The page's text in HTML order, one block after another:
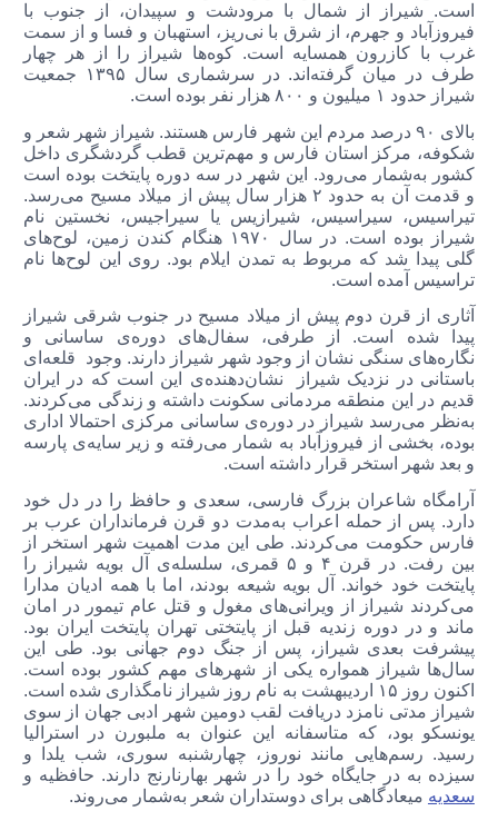
است. شیراز از شمال با مرودشت و سپیدان، از جنوب با
فیروزآباد و جهرم، از شرق با نی‌ریز، استهبان و فسا و از سمت
غرب با کازرون همسایه است. کوه‌ها شیراز را از هر چهار
طرف در میان گرفته‌اند. در سرشماری سال ۱۳۹۵ جمعیت
شیراز حدود ۱ میلیون و ۸۰۰ هزار نفر بوده است.
بالای ۹۰ درصد مردم این شهر فارس هستند. شیراز شهر شعر و
شکوفه، مرکز استان فارس و مهم‌ترین قطب‌ گردشگری داخل
کشور به‌شمار می‌رود. این شهر در سه دوره پایتخت بوده است
و قدمت آن به حدود ۲ هزار سال پیش از میلاد مسیح می‌رسد.
تیراسیس،‌ سیراسیس، شیرازیس یا سیراجیس، نخستین نام
شیراز بوده است. در سال ۱۹۷۰ هنگام کندن زمین،‌ لوح‌های
گلی پیدا شد که مربوط به تمدن ایلام بود. روی این لوح‌ها نام
تراسیس آمده است.
آثاری از قرن دوم پیش از میلاد مسیح در جنوب شرقی شیراز
پیدا شده است. از طرفی، سفال‌های دوره‌ی ساسانی و
نگاره‌های سنگی نشان از وجود شهر شیراز دارند. وجود قلعه‌ای
باستانی در نزدیک شیراز نشان‌دهنده‌ی این است که در ایران
قدیم در این منطقه‌ مردمانی سکونت داشته و زندگی می‌کردند.
به‌نظر می‌رسد شیراز در دوره‌ی ساسانی مرکزی احتمالا اداری
بوده، بخشی از فیروز‌آباد به شمار می‌رفته و زیر سایه‌ی پارسه
و بعد شهر استخر قرار داشته است.
آرامگاه شاعران بزرگ فارسی، سعدی و حافظ را در دل خود
دارد. پس از حمله اعراب به‌مدت دو قرن فرمانداران عرب بر
فارس حکومت می‌کردند. طی این مدت اهمیت شهر استخر از
بین رفت. در قرن ۴ و ۵ قمری، سلسله‌ی آل بویه شیراز را
پایتخت خود خواند. آل بویه شیعه بودند، اما با همه‌ ادیان مدارا
می‌کردند شیراز از ویرانی‌های مغول و قتل عام تیمور در امان
ماند و در دوره زندیه قبل از پایتختی تهران پایتخت ایران بود.
پیشرفت بعدی شیراز، پس از جنگ دوم جهانی بود. طی این
سال‌ها شیراز همواره یکی از شهرهای مهم کشور بوده است.
اکنون روز ۱۵ اردیبهشت به نام روز شیراز نامگذاری شده است.
شیراز مدتی نامزد دریافت لقب دومین شهر ادبی جهان از سوی
یونسکو بود، که متاسفانه این عنوان به ملبورن در استرالیا
رسید. رسم‌هایی مانند نوروز، چهارشنبه سوری، شب یلدا و
سیزده به در جایگاه خود را در شهر بهارنارنج دارند. حافظیه و
سعدیه میعادگاهی برای دوستداران شعر به‌شمار می‌روند.